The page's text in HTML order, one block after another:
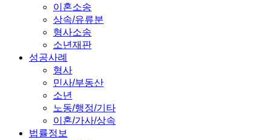
이혼소송
상속/유류분
형사소송
소년재판
성공사례
형사
민사/부동산
소년
노동/행정/기타
이혼/가사/상속
법률정보